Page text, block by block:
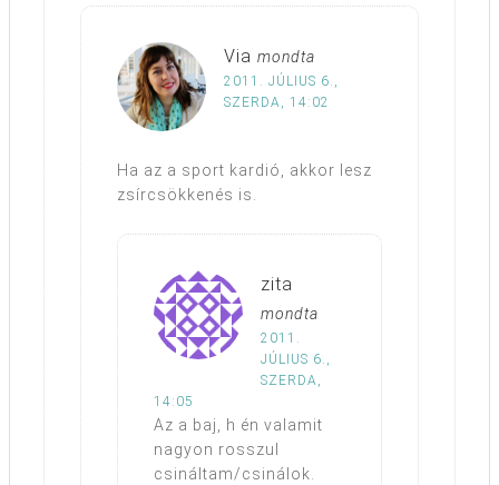
Via mondta
2011. JÚLIUS 6.,
SZERDA, 14:02
Ha az a sport kardió, akkor lesz
zsírcsökkenés is.
zita
mondta
2011.
JÚLIUS 6.,
SZERDA,
14:05
Az a baj, h én valamit
nagyon rosszul
csináltam/csinálok.